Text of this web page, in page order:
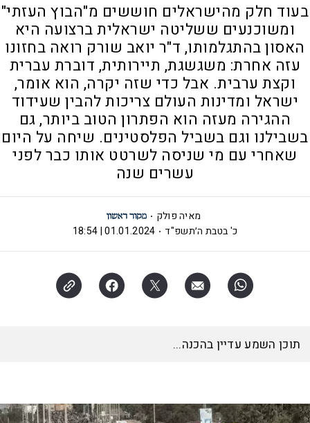
בעוד חלק מהישראלים חוששים מ"הבוץ העזתי"
ומשוכנעים ששליטה ישראלית ברצועה היא
האסון בהתגלמותו, ד"ר יואב שורק רואה בחזונו
עזה אחרת: משגשגת, תיירותית, דוברת עברית
וקצת ערבית. אבל כדי שזה יקרה, הוא אומר,
ישראל ומדינות העולם צריכות להבין שעידוד
ההגירה מעזה הוא הפתרון הטוב ביותר, גם
בשבילנו וגם בשביל הפלסטינים. שיחה על היום
שאחרי עם מי שניסה לשרטט אותו כבר לפני
עשרים שנה
מאיה פולק
כ' בטבת ה׳תשפ"ד
01.01.2024 | 18:54
תוכן השמע עדיין בהכנה...